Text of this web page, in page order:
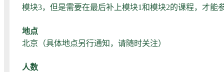
模块3，但是需要在最后补上模块1和模块2的课程，才
地点
北京（具体地点另行通知，请随时关注）
人数